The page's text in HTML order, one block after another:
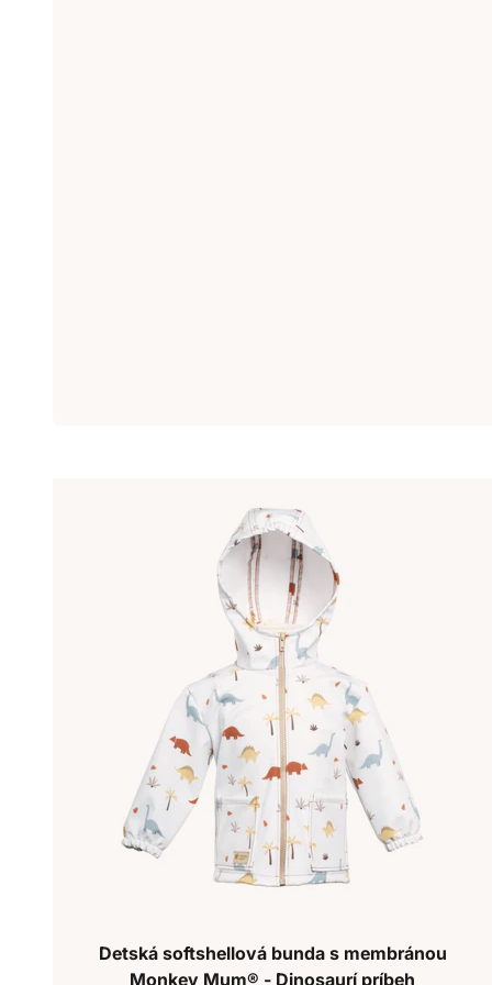
Detská softshellová bunda s membránou
Monkey Mum® - Dinosaurí príbeh